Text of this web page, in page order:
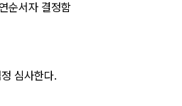
순서자 결정함
심사한다.